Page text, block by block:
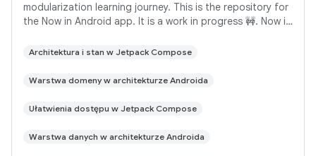
modularization learning journey. This is the repository for
the Now in Android app. It is a work in progress 🚧. Now in
Architektura i stan w Jetpack Compose
Warstwa domeny w architekturze Androida
Ułatwienia dostępu w Jetpack Compose
Warstwa danych w architekturze Androida